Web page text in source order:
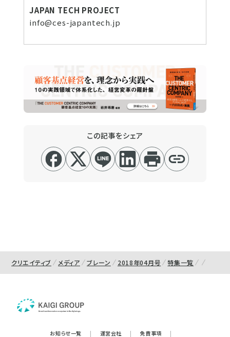
JAPAN TECH PROJECT
info@ces-japantech.jp
この記事をシェア
クリエイティブ メディア ブレーン 2018年04月号 特集一覧
お知らせ一覧 | 運営会社 | 免責事項 |